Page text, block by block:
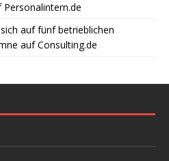
auf fünf betrieblichen
auf Consulting.de